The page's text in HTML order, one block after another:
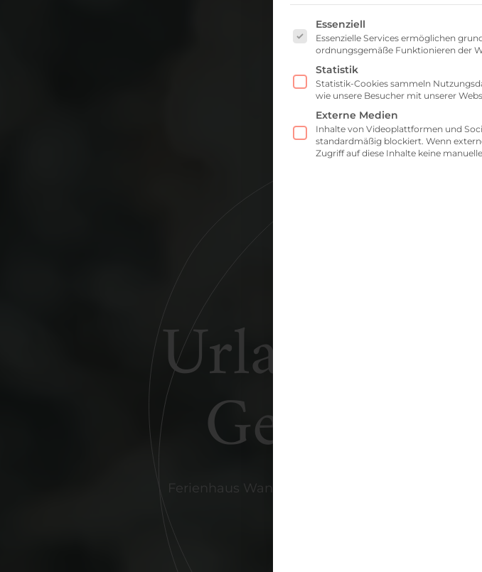
Urlaub
Geld
Ferienhaus Wanda und die ePOINT App sind
Es folgt eine Liste der
Essenziell
Essenzielle Services ermöglichen
ordnungsgemäße Funktionieren der
Statistik
Statistik-Cookies sammeln
wie unsere Besucher mit unserer
Externe Medien
Inhalte von Videoplattformen und
standardmäßig blockiert. Wenn
Zugriff auf diese Inhalte keine